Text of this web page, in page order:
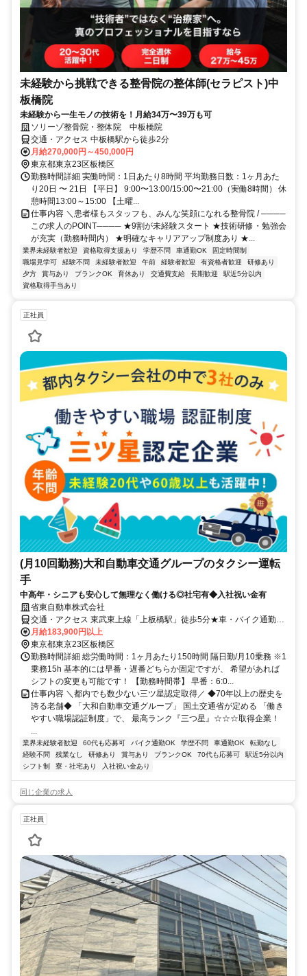
未経験から挑戦できる整骨院の整体師(セラピスト)中
板橋院
未経験から一生モノの技術を！月給34万〜39万も可
ソリーゾ整骨院・整体院 中板橋院
交通・アクセス 中板橋駅から徒歩2分
月給270,000円～450,000円
東京都東京23区板橋区
勤務時間詳細 実働時間：1日あたり8時間 平均勤務日数：1ヶ月あた
り20日 〜 21日 【平日】 9:00〜13:00/15:00〜21:00（実働8時間） 休
憩時間13:00～15:00 【土曜...
仕事内容 ＼患者様もスタッフも、みんな笑顔になれる整骨院 / ────
この求人のPOINT──── ★9割が未経験スタート ★技術研修・勉強会
が充実（勤務時間内） ★明確なキャリアアップ制度あり ★...
業界未経験者歓迎 資格取得支援あり 学歴不問 車通勤OK
固定時間制
職場見学可
経験不問 未経験者歓迎 午前 経験者歓迎 有資格者歓迎
研修あり
夕方
賞与あり ブランクOK 育休あり 交通費支給 長期歓迎
駅近5分以内
資格取得手当あり
正社員
(月10回勤務)大和自動車交通グループのタクシー運転
手
中高年・シニアも安心して無理なく働ける◎社宅有◆入社祝い金有
省東自動車株式会社
交通・アクセス 東武東上線「上板橋駅」徒歩5分★車・バイク通勤
OK
月給183,900円以上
東京都東京23区板橋区
勤務時間詳細 総労働時間：1ヶ月あたり150時間 隔日勤/月10乗務 ※1
乗務15h 基本的には早番・遅番どちらか固定ですが、 希望があれば
シフトの変更も可能です！ 【勤務時間帯】 早番：6:0...
仕事内容 ＼都内でも数少ない三ツ星認定取得／ ◆70年以上の歴史を
誇る老舗◆ 「大和自動車交通グループ」 国土交通省が定める 「働き
やすい職場認証制度」で、 最高ランク『三つ星』☆☆☆取得企業！
...
業界未経験者歓迎 60代も応募可 バイク通勤OK 学歴不問 車通勤OK
転勤なし
経験不問
残業なし 研修あり 賞与あり ブランクOK 70代も応募可
駅近5分以内
シフト制
寮・社宅あり 入社祝い金あり
同じ企業の求人
正社員